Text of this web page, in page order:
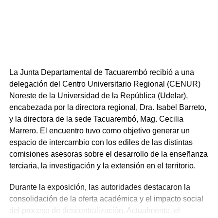
Portal del Norte
NOTICIAS RELACIONADAS: CONGRESO DE INTENDENTES
A CONTINUACIÓN
De la discusión nacional a la realidad
departamental: Así fue la última sesión de los
ediles en Tacuarembó
NO SE PIERDA
gritar “Nunca Más”en homenaje a Gutiérrez Ruiz
y Michelini
La Junta Departamental de Tacuarembó recibió a una
delegación del Centro Universitario Regional (CENUR)
Noreste de la Universidad de la República (Udelar),
encabezada por la directora regional, Dra. Isabel Barreto,
y la directora de la sede Tacuarembó, Mag. Cecilia
Marrero. El encuentro tuvo como objetivo generar un
espacio de intercambio con los ediles de las distintas
comisiones asesoras sobre el desarrollo de la enseñanza
terciaria, la investigación y la extensión en el territorio.
Durante la exposición, las autoridades destacaron la
consolidación de la oferta académica y el impacto social
del proceso de descentralización. Actualmente, el